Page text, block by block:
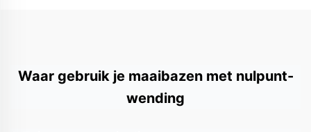
Waar gebruik je maaibazen met nulpunt-
wending